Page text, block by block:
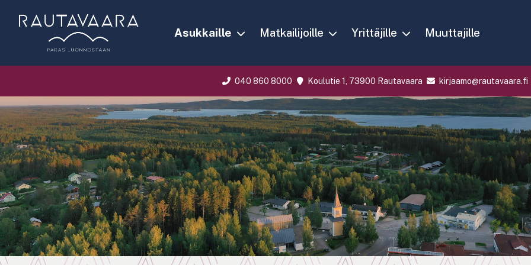
Asukkaille Matkailijoille Yrittäjille Muuttajille
040 860 8000 Koulutie 1, 73900 Rautavaara kirjaamo@rautavaara.fi